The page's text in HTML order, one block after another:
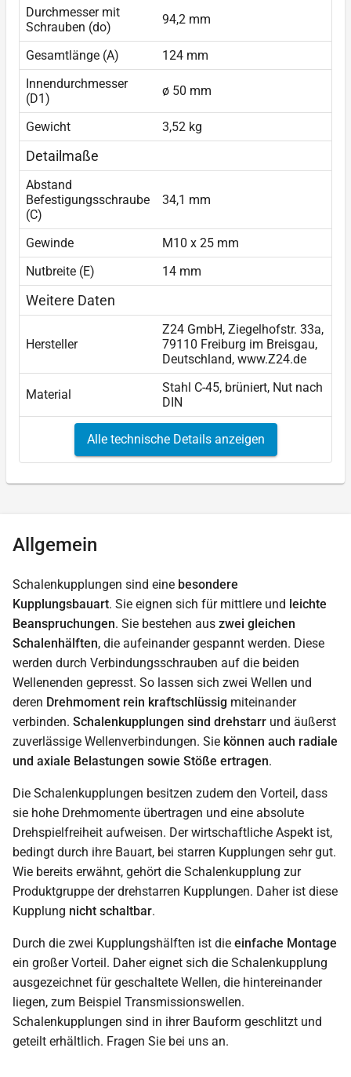
Durchmesser mit
Schrauben (do)
94,2 mm
Gesamtlänge (A)
124 mm
Innendurchmesser
(D1)
ø 50 mm
Gewicht 3,52 kg
Detailmaße
Abstand
Befestigungsschraube
(C)
34,1 mm
Gewinde
M10 x 25 mm
Nutbreite (E)
14 mm
Weitere Daten
Hersteller
Z24 GmbH, Ziegelhofstr. 33a,
79110 Freiburg im Breisgau,
Deutschland, www.Z24.de
Material
Stahl C-45, brüniert, Nut nach
DIN
Alle technische Details anzeigen
Allgemein
Schalenkupplungen sind eine besondere
Kupplungsbauart. Sie eignen sich für mittlere und leichte
Beanspruchungen. Sie bestehen aus zwei gleichen
Schalenhälften, die aufeinander gespannt werden. Diese
werden durch Verbindungsschrauben auf die beiden
Wellenenden gepresst. So lassen sich zwei Wellen und
deren Drehmoment rein kraftschlüssig miteinander
verbinden. Schalenkupplungen sind drehstarr und äußerst
zuverlässige Wellenverbindungen. Sie können auch radiale
und axiale Belastungen sowie Stöße ertragen.
Die Schalenkupplungen besitzen zudem den Vorteil, dass
sie hohe Drehmomente übertragen und eine absolute
Drehspielfreiheit aufweisen. Der wirtschaftliche Aspekt ist,
bedingt durch ihre Bauart, bei starren Kupplungen sehr gut.
Wie bereits erwähnt, gehört die Schalenkupplung zur
Produktgruppe der drehstarren Kupplungen. Daher ist diese
Kupplung nicht schaltbar.
Durch die zwei Kupplungshälften ist die einfache Montage
ein großer Vorteil. Daher eignet sich die Schalenkupplung
ausgezeichnet für geschaltete Wellen, die hintereinander
liegen, zum Beispiel Transmissionswellen.
Schalenkupplungen sind in ihrer Bauform geschlitzt und
geteilt erhältlich. Fragen Sie bei uns an.